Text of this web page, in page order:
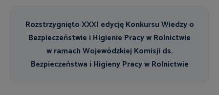
Rozstrzygnięto XXXI edycję Konkursu Wiedzy o
Bezpieczeństwie i Higienie Pracy w Rolnictwie
w ramach Wojewódzkiej Komisji ds.
Bezpieczeństwa i Higieny Pracy w Rolnictwie